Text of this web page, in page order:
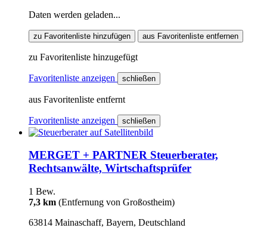
Daten werden geladen...
zu Favoritenliste hinzufügen aus Favoritenliste entfernen
zu Favoritenliste hinzugefügt
Favoritenliste anzeigen schließen
aus Favoritenliste entfernt
Favoritenliste anzeigen schließen
MERGET + PARTNER Steuerberater,
Rechtsanwälte, Wirtschaftsprüfer
1 Bew.
7,3 km (Entfernung von Großostheim)
63814 Mainaschaff, Bayern, Deutschland